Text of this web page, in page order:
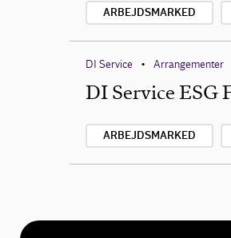
ARBEJDSMARKED
DI Service • Arrangementer
DI Service ESG
ARBEJDSMARKED